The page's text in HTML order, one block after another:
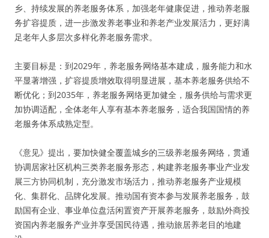
乡、持续发展的养老服务体系，加强老年健康促进，推动养老服
务扩容提质，进一步激发养老事业和养老产业发展活力，更好满
足老年人多层次多样化养老服务需求。
主要目标是：到2029年，养老服务网络基本建成，服务能力和水
平显著增强，扩容提质增效取得明显进展，基本养老服务供给不
断优化；到2035年，养老服务网络更加健全，服务供给与需求更
加协调适配，全体老年人享有基本养老服务，适合我国国情的养
老服务体系成熟定型。
《意见》提出，要加快健全覆盖城乡的三级养老服务网络，贯通
协调居家社区机构三类养老服务形态，构建养老服务事业产业发
展三方协同机制，充分激发市场活力，推动养老服务产业规模
化、集群化、品牌化发展。推动国有资本参与发展养老服务，鼓
励国有企业、事业单位盘活闲置资产开展养老服务，鼓励外商投
资国内养老服务产业并享受国民待遇，推动旅居养老目的地建